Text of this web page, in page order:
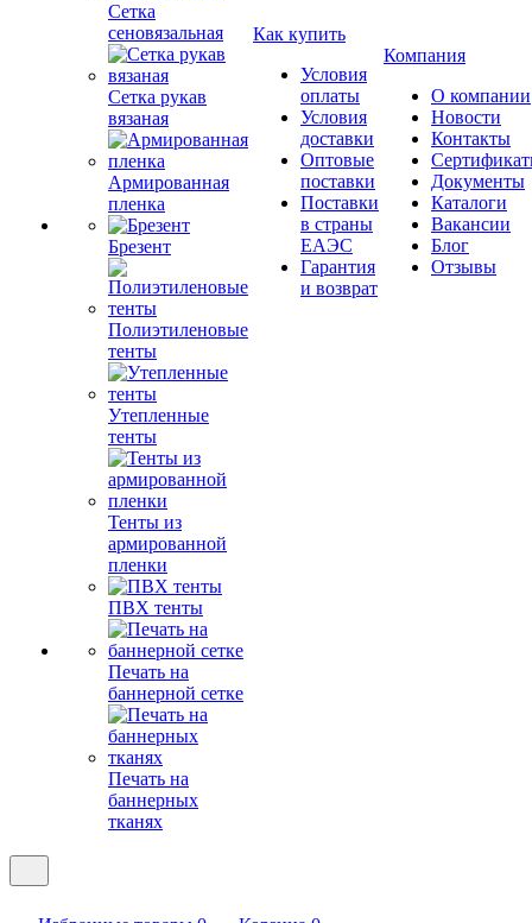
Сетка
сеновязальная
Сетка рукав
вязаная
Армированная
пленка
Брезент
Полиэтиленовые
тенты
Утепленные
тенты
Тенты из
армированной
пленки
ПВХ тенты
Печать на
баннерной сетке
Печать на
баннерных
тканях
Как купить
Условия
оплаты
Условия
доставки
Оптовые
поставки
Поставки
в страны
ЕАЭС
Гарантия
и возврат
Компания
О компании
Новости
Контакты
Документы
Каталоги
Вакансии
Блог
Отзывы